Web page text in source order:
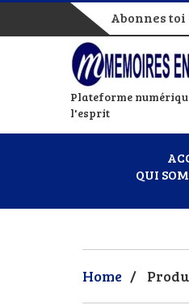
Abonnes
Plateforme
l'esprit
QUI
Home /